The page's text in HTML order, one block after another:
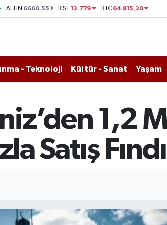
ALTIN 6660.55 BİST13.779 BTC 64.815,30
- Teknoloji Kültür - Sanat Yaşam
1,2
Satış